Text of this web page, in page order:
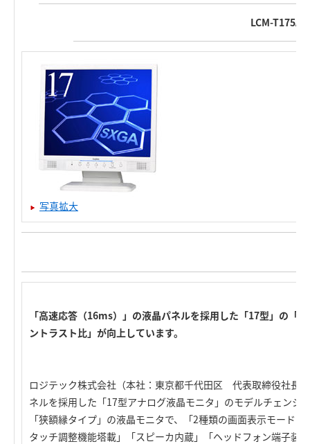
LCM-T175A/
写真拡大
「高速応答（16ms）」の液晶パネルを採用した「17型」の「
ントラスト比」が向上しています。
ロジテック株式会社（本社：東京都千代田区 代表取締役社長
ネルを採用した「17型アナログ液晶モニタ」のモデルチェンジ
「狭額縁タイプ」の液晶モニタで、「2種類の画面表示モード
タッチ調整機能塔載」「スピーカ内蔵」「ヘッドフォン端子装